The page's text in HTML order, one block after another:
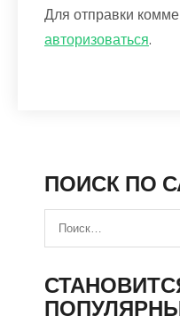
Для отправки
авторизоваться.
ПОИСК ПО